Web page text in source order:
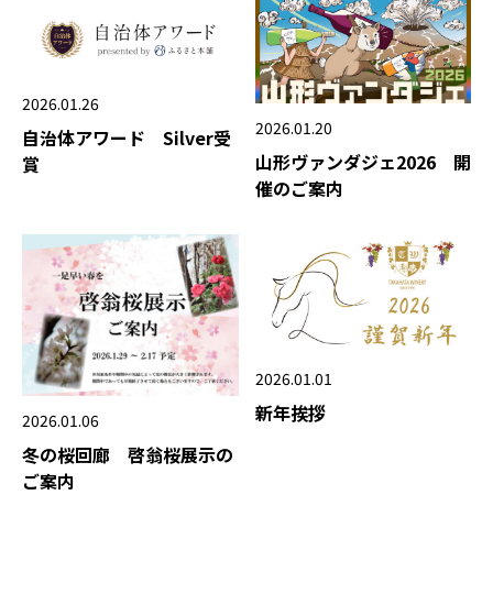
2026.01.26
自治体アワード Silver受
賞
2026.01.20
山形ヴァンダジェ2026 開
催のご案内
2026.01.06
冬の桜回廊 啓翁桜展示の
ご案内
2026.01.01
新年挨拶